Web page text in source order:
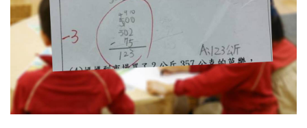
Enterprise Digital Transformation